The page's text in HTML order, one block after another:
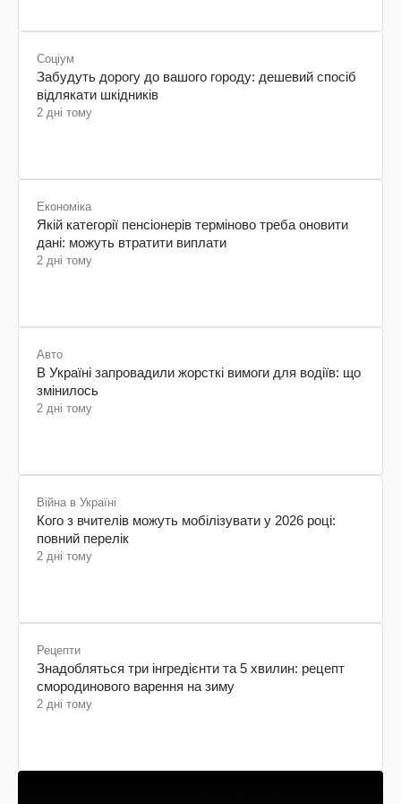
Соціум
Забудуть дорогу до вашого городу: дешевий спосіб
відлякати шкідників
2 дні тому
Економіка
Якій категорії пенсіонерів терміново треба оновити
дані: можуть втратити виплати
2 дні тому
Авто
В Україні запровадили жорсткі вимоги для водіїв: що
змінилось
2 дні тому
Війна в Україні
Кого з вчителів можуть мобілізувати у 2026 році:
повний перелік
2 дні тому
Рецепти
Знадобляться три інгредієнти та 5 хвилин: рецепт
смородинового варення на зиму
2 дні тому